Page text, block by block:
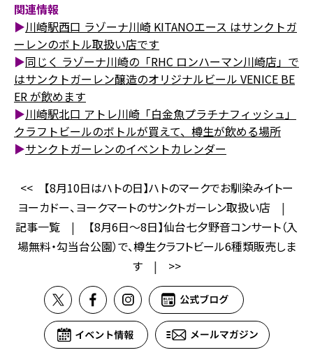
関連情報
▶川崎駅西口 ラゾーナ川崎 KITANOエース はサンクトガ
ーレンのボトル取扱い店です
▶同じく ラゾーナ川崎の「RHC ロンハーマン川崎店」で
はサンクトガーレン醸造のオリジナルビール VENICE BE
ER が飲めます
▶川崎駅北口 アトレ川崎「白金魚プラチナフィッシュ」
クラフトビールのボトルが買えて、樽生が飲める場所
▶サンクトガーレンのイベントカレンダー
<<
【8月10日はハトの日】ハトのマークでお馴染みイトー
ヨーカドー、ヨークマートのサンクトガーレン取扱い店|
記事一覧 |
【8月6日～8日】仙台七夕野音コンサート（入
場無料・勾当台公園）で、樽生クラフトビール6種類販売しま
す| >>